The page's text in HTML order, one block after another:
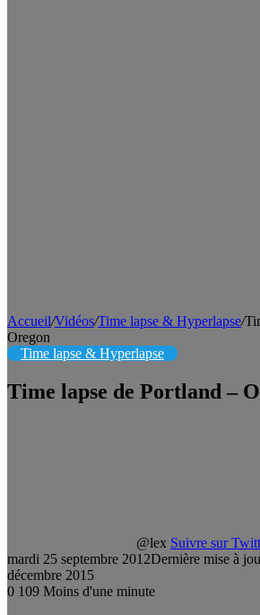
Accueil/Vidéos/Time lapse & Hyperlapse/
Oregon
Time lapse & Hyperlapse
Time lapse de Portland –
@lex Suivre sur
mardi 25 septembre 2012Dernière mise à
décembre 2015
0 109 Moins d'une minute